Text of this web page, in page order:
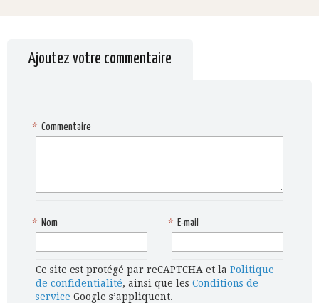
Ajoutez votre commentaire
Commentaire
*
Nom
* E-mail
*
Ce site est protégé par reCAPTCHA et la Politique
de confidentialité, ainsi que les Conditions de
service Google s’appliquent.